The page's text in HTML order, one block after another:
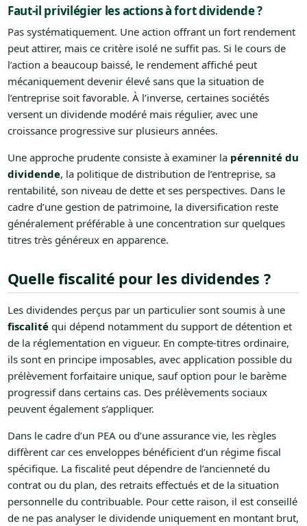
Faut-il privilégier les actions à fort dividende ?
Pas systématiquement. Une action offrant un fort rendement
peut attirer, mais ce critère isolé ne suffit pas. Si le cours de
l’action a beaucoup baissé, le rendement affiché peut
mécaniquement devenir élevé sans que la situation de
l’entreprise soit favorable. À l’inverse, certaines sociétés
versent un dividende modéré mais régulier, avec une
croissance progressive sur plusieurs années.
Une approche prudente consiste à examiner la pérennité du
dividende, la politique de distribution de l’entreprise, sa
rentabilité, son niveau de dette et ses perspectives. Dans le
cadre d’une gestion de patrimoine, la diversification reste
généralement préférable à une concentration sur quelques
titres très généreux en apparence.
Quelle fiscalité pour les dividendes ?
Les dividendes perçus par un particulier sont soumis à une
fiscalitéqui dépend notamment du support de détention et
de la réglementation en vigueur. En compte-titres ordinaire,
ils sont en principe imposables, avec application possible du
prélèvement forfaitaire unique, sauf option pour le barème
progressif dans certains cas. Des prélèvements sociaux
peuvent également s’appliquer.
Dans le cadre d’un PEA ou d’une assurance vie, les règles
diffèrent car ces enveloppes bénéficient d’un régime fiscal
spécifique. La fiscalité peut dépendre de l’ancienneté du
contrat ou du plan, des retraits effectués et de la situation
personnelle du contribuable. Pour cette raison, il est conseillé
de ne pas analyser le dividende uniquement en montant brut,